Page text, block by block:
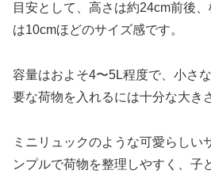
目安として、高さは約24cm前後
は10cmほどのサイズ感です。
容量はおよそ4〜5L程度で、小さ
要な荷物を入れるには十分な大き
ミニリュックのような可愛らしい
ンプルで荷物を整理しやすく、子